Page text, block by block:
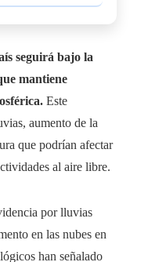
seguirá bajo la
mantiene
Este
aumento de la
que podrían afectar
al aire libre.
por lluvias
en las nubes en
han señalado